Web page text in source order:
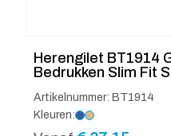
Herengilet BT1914
Bedrukken Slim Fit
Artikelnummer: BT1914
Kleuren: